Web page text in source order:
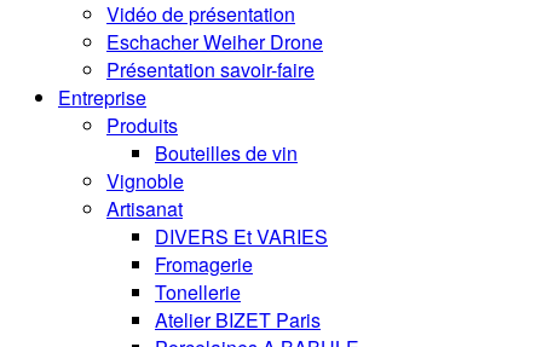
Vidéo de présentation
Eschacher Weiher Drone
Présentation savoir-faire
Entreprise
Produits
Bouteilles de vin
Vignoble
Artisanat
DIVERS Et VARIES
Fromagerie
Tonellerie
Atelier BIZET Paris